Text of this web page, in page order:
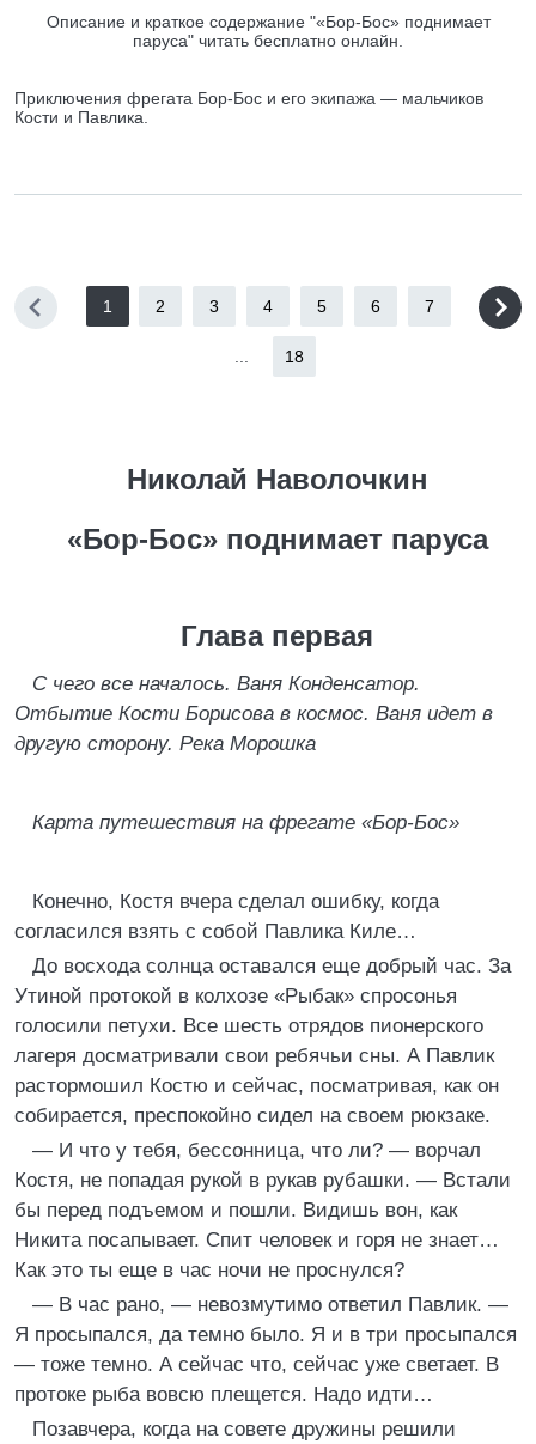
Описание и краткое содержание "«Бор-Бос» поднимает
паруса" читать бесплатно онлайн.
Приключения фрегата Бор-Бос и его экипажа — мальчиков
Кости и Павлика.
1 2 3 4 5 6 7
18
Николай Наволочкин
«Бор-Бос» поднимает паруса
Глава первая
С чего все началось. Ваня Конденсатор.
Отбытие Кости Борисова в космос. Ваня идет в
другую сторону. Река Морошка
Карта путешествия на фрегате «Бор-Бос»
Конечно, Костя вчера сделал ошибку, когда
согласился взять с собой Павлика Киле…
До восхода солнца оставался еще добрый час. За
Утиной протокой в колхозе «Рыбак» спросонья
голосили петухи. Все шесть отрядов пионерского
лагеря досматривали свои ребячьи сны. А Павлик
растормошил Костю и сейчас, посматривая, как он
собирается, преспокойно сидел на своем рюкзаке.
— И что у тебя, бессонница, что ли? — ворчал
Костя, не попадая рукой в рукав рубашки. — Встали
бы перед подъемом и пошли. Видишь вон, как
Никита посапывает. Спит человек и горя не знает…
Как это ты еще в час ночи не проснулся?
— В час рано, — невозмутимо ответил Павлик. —
Я просыпался, да темно было. Я и в три просыпался
— тоже темно. А сейчас что, сейчас уже светает. В
протоке рыба вовсю плещется. Надо идти…
Позавчера, когда на совете дружины решили